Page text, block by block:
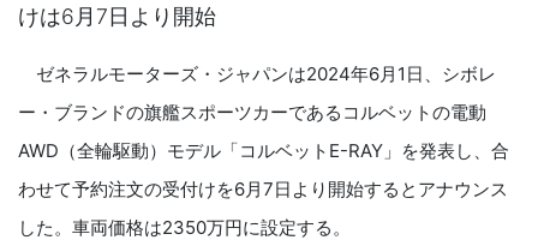
けは6月7日より開始
ゼネラルモーターズ・ジャパンは2024年6月1日、シボレ
ー・ブランドの旗艦スポーツカーであるコルベットの電動
AWD（全輪駆動）モデル「コルベットE-RAY」を発表し、合
わせて予約注文の受付けを6月7日より開始するとアナウンス
した。車両価格は2350万円に設定する。